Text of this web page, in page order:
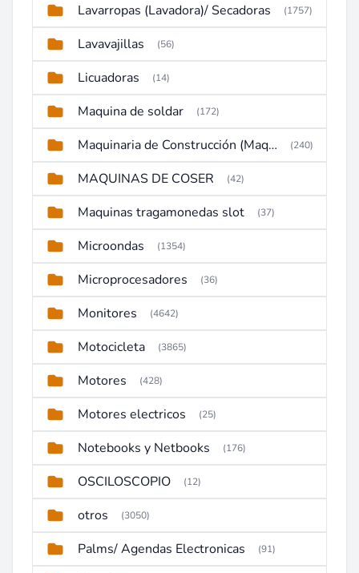
Lavarropas (Lavadora)/ Secadoras (1757)
Lavavajillas (56)
Licuadoras (14)
Maquina de soldar (172)
Maquinaria de Construcción (Maquinaria Pesada) (240)
MAQUINAS DE COSER (42)
Maquinas tragamonedas slot (37)
Microondas (1354)
Microprocesadores (36)
Monitores (4642)
Motocicleta (3865)
Motores (428)
Motores electricos (25)
Notebooks y Netbooks (176)
OSCILOSCOPIO (12)
otros (3050)
Palms/ Agendas Electronicas (91)